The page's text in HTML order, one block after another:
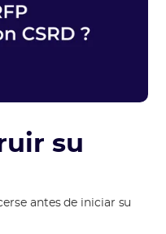
su
antes de iniciar su